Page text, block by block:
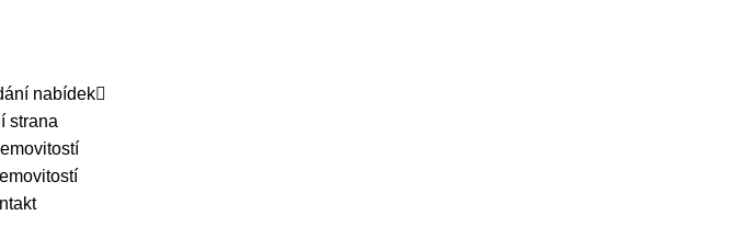
nabídek
strana